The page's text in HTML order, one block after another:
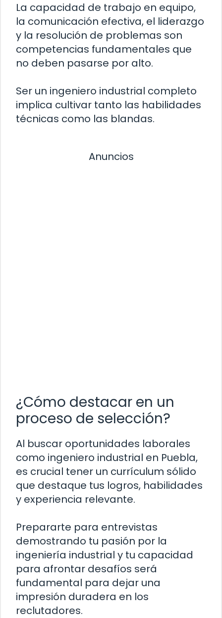
La capacidad de trabajo en equipo,
la comunicación efectiva, el liderazgo
y la resolución de problemas son
competencias fundamentales que
no deben pasarse por alto.
Ser un ingeniero industrial completo
implica cultivar tanto las habilidades
técnicas como las blandas.
Anuncios
¿Cómo destacar en un
proceso de selección?
Al buscar oportunidades laborales
como ingeniero industrial en Puebla,
es crucial tener un currículum sólido
que destaque tus logros, habilidades
y experiencia relevante.
Prepararte para entrevistas
demostrando tu pasión por la
ingeniería industrial y tu capacidad
para afrontar desafíos será
fundamental para dejar una
impresión duradera en los
reclutadores.